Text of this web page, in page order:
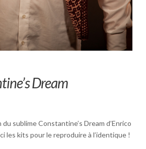
Dream
sublime Constantine’s Dream d’Enrico
les kits pour le reproduire à l’identique !